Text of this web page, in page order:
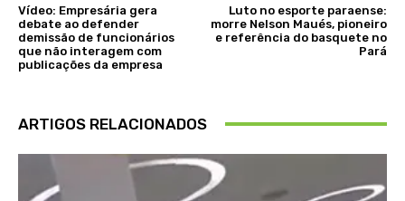
Vídeo: Empresária gera
debate ao defender
demissão de funcionários
que não interagem com
publicações da empresa
Luto no esporte paraense:
morre Nelson Maués, pioneiro
e referência do basquete no
Pará
ARTIGOS RELACIONADOS